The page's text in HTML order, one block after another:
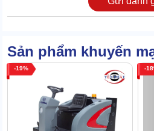
Sản phẩm khuyến
19 18